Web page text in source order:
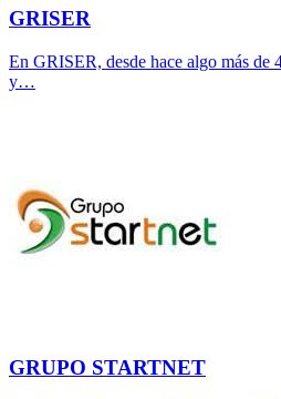
GRISER
En GRISER, desde hace algo más de
y…
GRUPO STARTNET